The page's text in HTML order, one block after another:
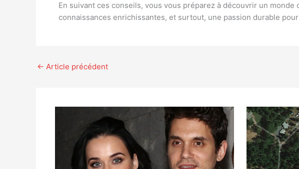
En suivant ces conseils, vous vous préparez à découvrir un
connaissances enrichissantes, et surtout, une passion durable
← Article précédent